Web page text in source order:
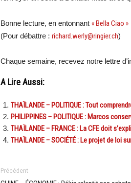
Bonne lecture, en entonnant « Bella Ciao »
(Pour débattre : richard.werly@ringier.ch)
Chaque semaine, recevez notre lettre
A Lire Aussi:
THAÏLANDE – POLITIQUE : Tout
PHILIPPINES – POLITIQUE : Marcos
THAÏLANDE – FRANCE : La CFE doit
THAÏLANDE – SOCIÉTÉ : Le projet de loi
Précédent